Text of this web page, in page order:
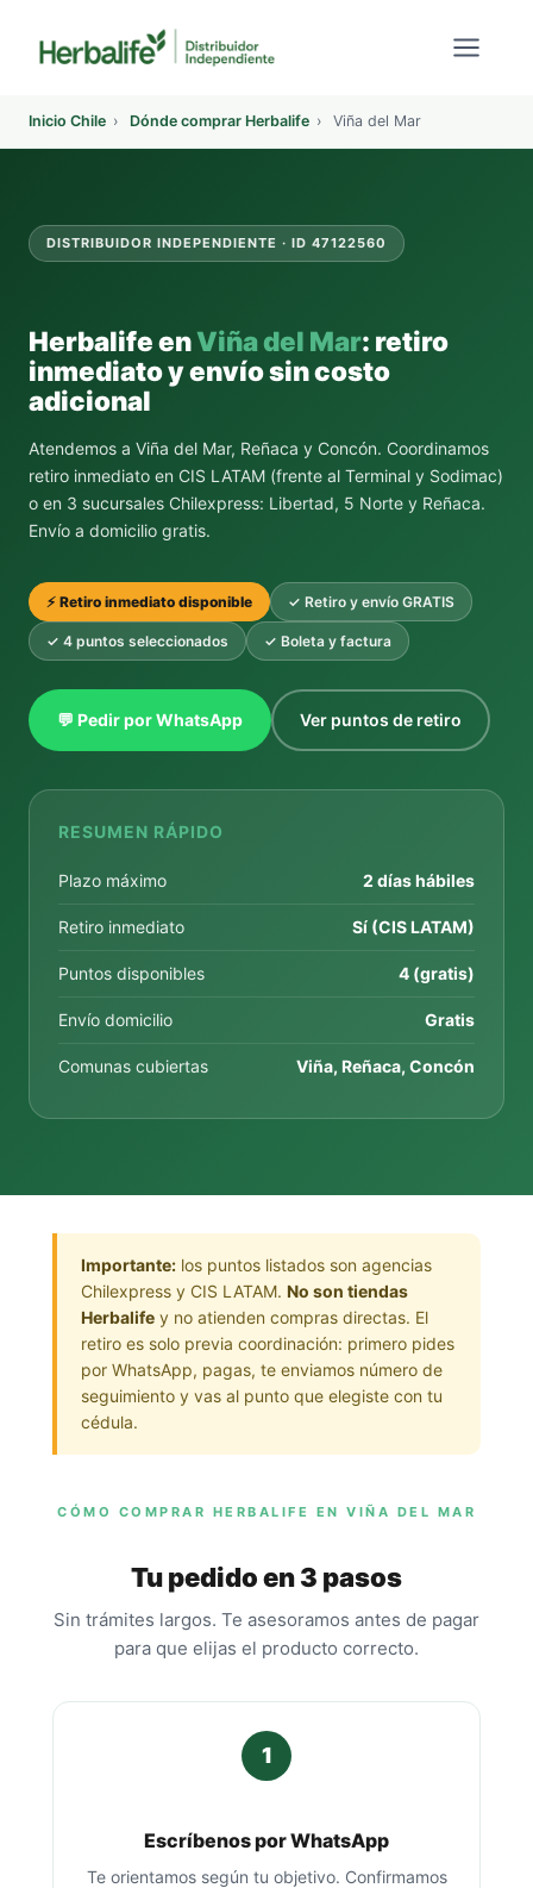
Inicio Chile › Dónde comprar Herbalife › Viña del Mar
DISTRIBUIDOR INDEPENDIENTE · ID 47122560
Herbalife enViña del Mar: retiro
inmediato y envío sin costo
adicional
Atendemos a Viña del Mar, Reñaca y Concón. Coordinamos
retiro inmediato en CIS LATAM (frente al Terminal y Sodimac)
o en 3 sucursales Chilexpress: Libertad, 5 Norte y Reñaca.
Envío a domicilio gratis.
⚡ Retiro inmediato disponible ✓ Retiro y envío GRATIS
✓ 4 puntos seleccionados ✓ Boleta y factura
💬 Pedir por WhatsApp Ver puntos de retiro
RESUMEN RÁPIDO
Plazo máximo 2 días hábiles
Retiro inmediato Sí (CIS LATAM)
Puntos disponibles 4 (gratis)
Envío domicilio Gratis
Comunas cubiertas Viña, Reñaca, Concón
Importante: los puntos listados son agencias
Chilexpress y CIS LATAM. No son tiendas
Herbalife y no atienden compras directas. El
retiro es solo previa coordinación: primero pides
por WhatsApp, pagas, te enviamos número de
seguimiento y vas al punto que elegiste con tu
cédula.
CÓMO COMPRAR HERBALIFE EN VIÑA DEL MAR
Tu pedido en 3 pasos
Sin trámites largos. Te asesoramos antes de pagar
para que elijas el producto correcto.
1
Escríbenos por WhatsApp
Te orientamos según tu objetivo. Confirmamos